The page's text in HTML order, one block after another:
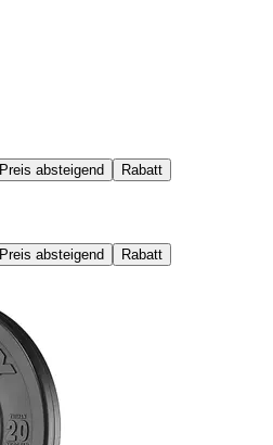
Preis absteigend Rabatt
Preis absteigend Rabatt